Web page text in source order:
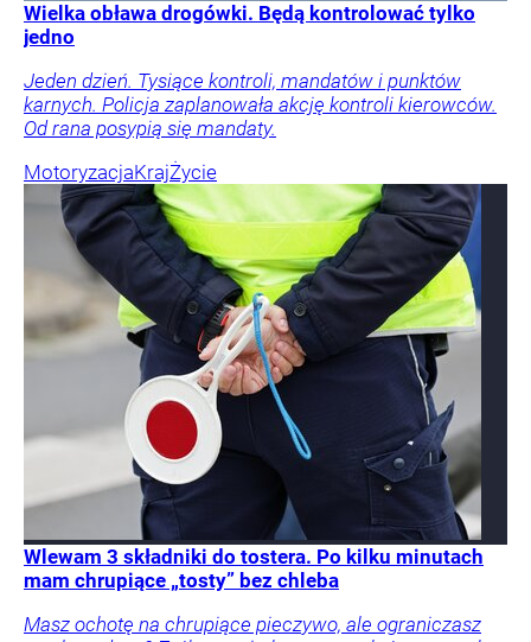
Wielka obława drogówki. Będą kontrolować tylko
jedno
Jeden dzień. Tysiące kontroli, mandatów i punktów
karnych. Policja zaplanowała akcję kontroli kierowców.
Od rana posypią się mandaty.
MotoryzacjaKrajŻycie
Wlewam 3 składniki do tostera. Po kilku minutach
mam chrupiące „tosty” bez chleba
Masz ochotę na chrupiące pieczywo, ale ograniczasz